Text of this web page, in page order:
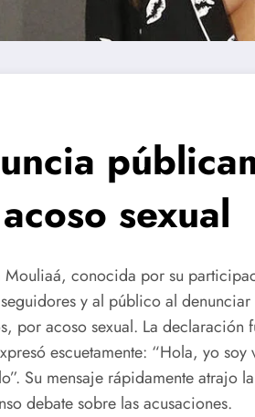
sexual
conocida por su
y al público al
por acoso sexual. La declaración
escuetamente: “Hola, yo soy
Su mensaje rápidamente atrajo
debate sobre las acusaciones.